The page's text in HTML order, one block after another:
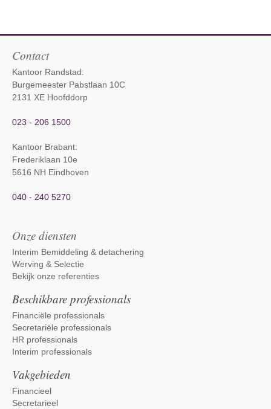
Contact
Kantoor Randstad:
Burgemeester Pabstlaan 10C
2131 XE Hoofddorp
023 - 206 1500
Kantoor Brabant:
Frederiklaan 10e
5616 NH Eindhoven
040 - 240 5270
Onze diensten
Interim Bemiddeling & detachering
Werving & Selectie
Bekijk onze referenties
Beschikbare professionals
Financiële professionals
Secretariële professionals
HR professionals
Interim professionals
Vakgebieden
Financieel
Secretarieel